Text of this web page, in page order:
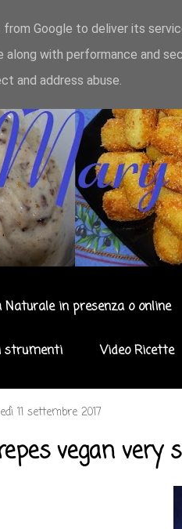
Naturale in presenza o online
strumenti Video Ricette
11 settembre 2017
vegan very
Google to deliver its
along with performance and
and address abuse.